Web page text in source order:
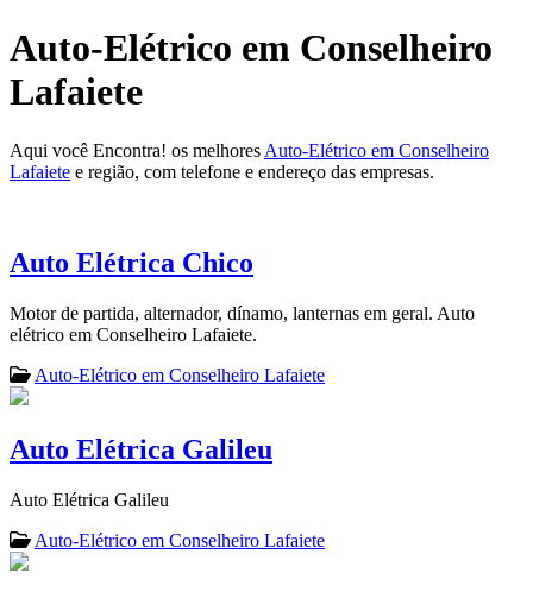
Auto-Elétrico em Conselheiro
Lafaiete
Aqui você Encontra! os melhores Auto-Elétrico em Conselheiro
Lafaiete e região, com telefone e endereço das empresas.
Auto Elétrica Chico
Motor de partida, alternador, dínamo, lanternas em geral. Auto
elétrico em Conselheiro Lafaiete.
Auto-Elétrico em Conselheiro Lafaiete
Auto Elétrica Galileu
Auto Elétrica Galileu
Auto-Elétrico em Conselheiro Lafaiete